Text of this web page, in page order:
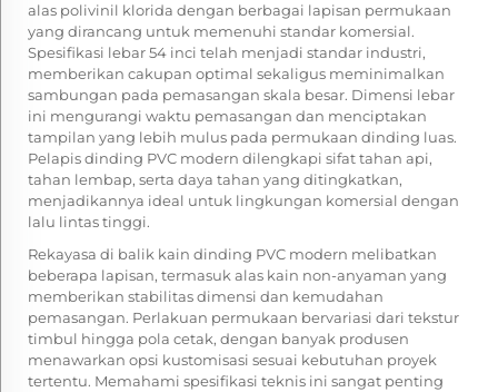
alas polivinil klorida dengan berbagai lapisan permukaan
yang dirancang untuk memenuhi standar komersial.
Spesifikasi lebar 54 inci telah menjadi standar industri,
memberikan cakupan optimal sekaligus meminimalkan
sambungan pada pemasangan skala besar. Dimensi lebar
ini mengurangi waktu pemasangan dan menciptakan
tampilan yang lebih mulus pada permukaan dinding luas.
Pelapis dinding PVC modern dilengkapi sifat tahan api,
tahan lembap, serta daya tahan yang ditingkatkan,
menjadikannya ideal untuk lingkungan komersial dengan
lalu lintas tinggi.
Rekayasa di balik kain dinding PVC modern melibatkan
beberapa lapisan, termasuk alas kain non-anyaman yang
memberikan stabilitas dimensi dan kemudahan
pemasangan. Perlakuan permukaan bervariasi dari tekstur
timbul hingga pola cetak, dengan banyak produsen
menawarkan opsi kustomisasi sesuai kebutuhan proyek
tertentu. Memahami spesifikasi teknis ini sangat penting